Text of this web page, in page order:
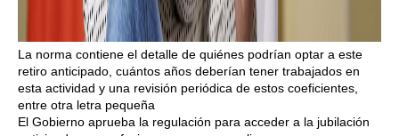
La norma contiene el detalle de quiénes podrían optar a este
retiro anticipado, cuántos años deberían tener trabajados en
esta actividad y una revisión periódica de estos coeficientes,
entre otra letra pequeña
El Gobierno aprueba la regulación para acceder a la jubilación